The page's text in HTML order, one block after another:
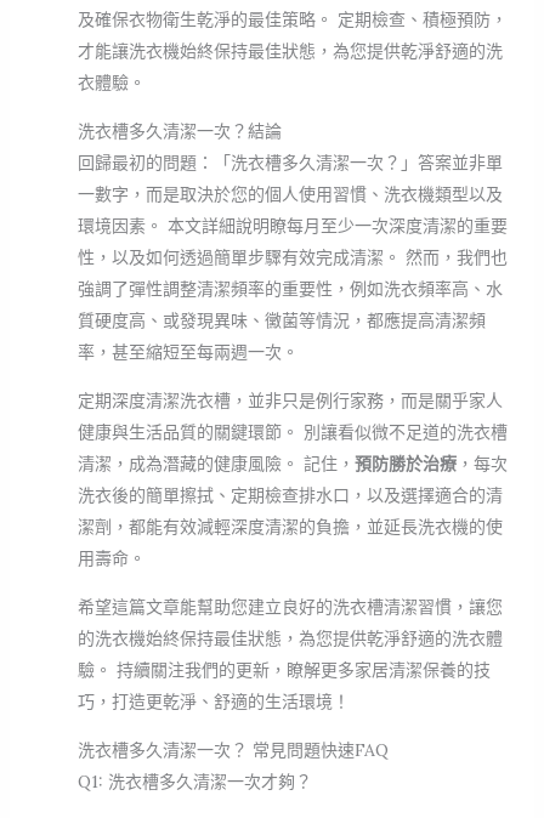
及確保衣物衛生乾淨的最佳策略。 定期檢查、積極預防，
才能讓洗衣機始終保持最佳狀態，為您提供乾淨舒適的洗
衣體驗。
洗衣槽多久清潔一次？結論
回歸最初的問題：「洗衣槽多久清潔一次？」答案並非單
一數字，而是取決於您的個人使用習慣、洗衣機類型以及
環境因素。 本文詳細說明瞭每月至少一次深度清潔的重要
性，以及如何透過簡單步驟有效完成清潔。 然而，我們也
強調了彈性調整清潔頻率的重要性，例如洗衣頻率高、水
質硬度高、或發現異味、黴菌等情況，都應提高清潔頻
率，甚至縮短至每兩週一次。
定期深度清潔洗衣槽，並非只是例行家務，而是關乎家人
健康與生活品質的關鍵環節。 別讓看似微不足道的洗衣槽
清潔，成為潛藏的健康風險。 記住， 預防勝於治療，每次
洗衣後的簡單擦拭、定期檢查排水口，以及選擇適合的清
潔劑，都能有效減輕深度清潔的負擔，並延長洗衣機的使
用壽命。
希望這篇文章能幫助您建立良好的洗衣槽清潔習慣，讓您
的洗衣機始終保持最佳狀態，為您提供乾淨舒適的洗衣體
驗。 持續關注我們的更新，瞭解更多家居清潔保養的技
巧，打造更乾淨、舒適的生活環境！
洗衣槽多久清潔一次？ 常見問題快速FAQ
Q1: 洗衣槽多久清潔一次才夠？